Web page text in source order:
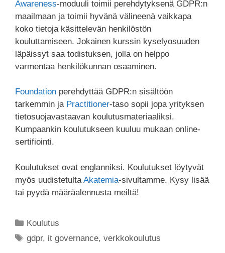
Awareness-moduuli toimii perehdytyksenä GDPR:n
maailmaan ja toimii hyvänä välineenä vaikkapa
koko tietoja käsittelevän henkilöstön
kouluttamiseen. Jokainen kurssin kyselyosuuden
läpäissyt saa todistuksen, jolla on helppo
varmentaa henkilökunnan osaaminen.
Foundation perehdyttää GDPR:n sisältöön
tarkemmin ja Practitioner-taso sopii jopa yrityksen
tietosuojavastaavan koulutusmateriaaliksi.
Kumpaankin koulutukseen kuuluu mukaan online-
sertifiointi.
Koulutukset ovat englanniksi. Koulutukset löytyvät
myös uudistetulta Akatemia-sivultamme. Kysy lisää
tai pyydä määräalennusta meiltä!
Koulutus
gdpr, it governance,verkkokoulutus